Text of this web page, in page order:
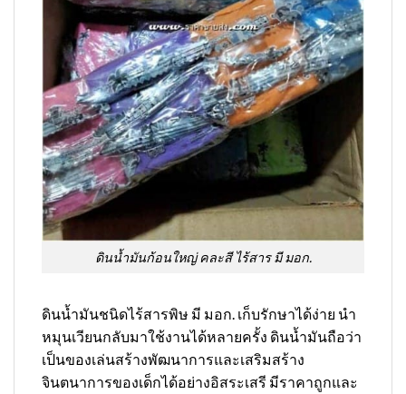
ดินน้ำมันก้อนใหญ่ คละสี ไร้สาร มี มอก.
ดินน้ำมันชนิดไร้สารพิษ มี มอก. เก็บรักษาได้ง่าย นำ
หมุนเวียนกลับมาใช้งานได้หลายครั้ง ดินน้ำมันถือว่า
เป็นของเล่นสร้างพัฒนาการและเสริมสร้าง
จินตนาการของเด็กได้อย่างอิสระเสรี มีราคาถูกและ